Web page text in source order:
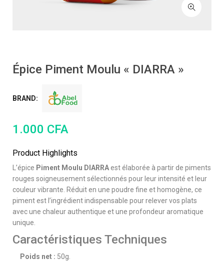
Épice Piment Moulu « DIARRA »
BRAND:
1.000 CFA
Product Highlights
L’épice Piment Moulu DIARRAest élaborée à partir de piments
rouges soigneusement sélectionnés pour leur intensité et leur
couleur vibrante. Réduit en une poudre fine et homogène, ce
piment est l’ingrédient indispensable pour relever vos plats
avec une chaleur authentique et une profondeur aromatique
unique.
Caractéristiques Techniques
Poids net : 50g.